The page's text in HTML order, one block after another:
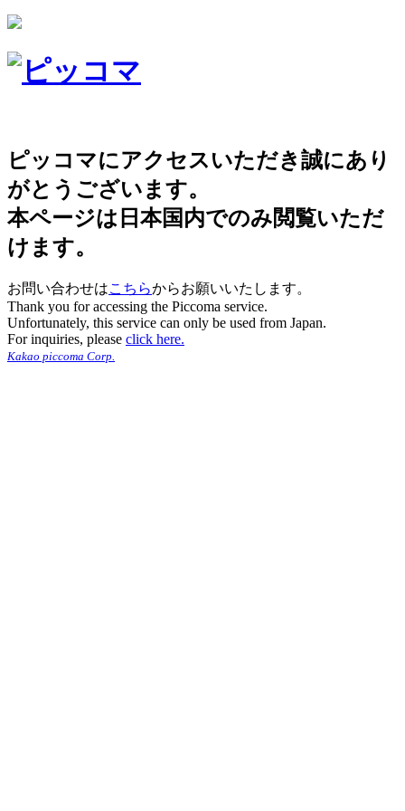
ピッコマにアクセスいただき誠にあり
がとうございます。
本ページは日本国内でのみ閲覧いただ
けます。
お問い合わせはこちらからお願いいたします。
Thank you for accessing the Piccoma service.
Unfortunately, this service can only be used from Japan.
For inquiries, please click here.
Kakao piccoma Corp.